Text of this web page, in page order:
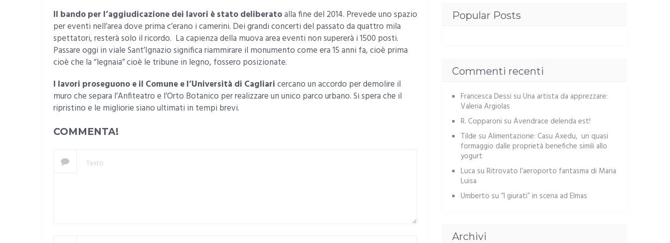
Il bando per l’aggiudicazione dei lavori è stato deliberatoalla fine del 2014. Prevede uno spazio
per eventi nell’area dove prima c’erano i camerini. Dei grandi concerti del passato da quattro mila
spettatori, resterà solo il ricordo. La capienza della muova area eventi non supererà i 1500 posti.
Passare oggi in viale Sant’Ignazio significa riammirare il monumento come era 15 anni fa, cioè prima
cioè che la “legnaia” cioè le tribune in legno, fossero posizionate.
I lavori proseguono e il Comune e l’Università di Cagliaricercano un accordo per demolire il
muro che separa l’Anfiteatro e l’Orto Botanico per realizzare un unico parco urbano. Si spera che il
ripristino e le migliorie siano ultimati in tempi brevi.
COMMENTA!
Popular Posts
Commenti recenti
Francesca Dessi su Una artista da apprezzare:
Valeria Argiolas
R. Copparoni su Avendrace delenda est!
Tilde su Alimentazione: Casu Axedu, un quasi
formaggio dalle proprietà benefiche simili allo
yogurt
Luca su Ritrovato l’aeroporto fantasma di Maria
Luisa
Umberto su “I giurati” in scena ad Elmas
Archivi